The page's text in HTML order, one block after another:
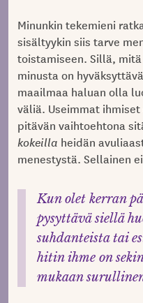
Minunkin tekemieni
sisältyykin siis tarve
toistamiseen. Sillä,
minusta on
maailmaa haluan olla
väliä. Useimmat
pitävän vaihtoehtona
kokeilla heidän
menestystä. Sellainen
Kun olet kerran
pysyttävä siellä
suhdanteista tai
hitin ihme on
mukaan